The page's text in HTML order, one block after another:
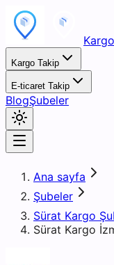
Kargo Takip
E-ticaret Takip
BlogŞubeler
Ana sayfa
Şubeler
Sürat Kargo
Sürat Kargo